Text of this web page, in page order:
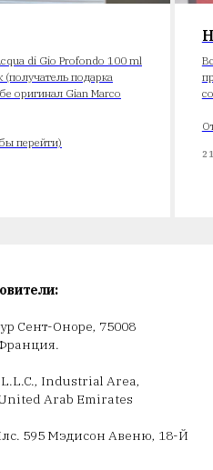
di Gio Profondo 100 ml
подарка
оригинал Gian Marco
перейти)
Сент-Оноре, 75008
Industrial Area,
Arab Emirates
595 Мэдисон Авеню, 18-Й